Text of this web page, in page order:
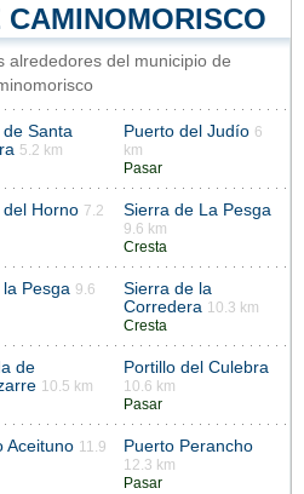
alrededores del municipio de
Santa
5.2 km
Puerto del Judío 6
km
Pasar
del Horno 7.2
Sierra de La Pesga
9.6 km
Cresta
Pesga 9.6
Sierra de la
Corredera 10.3 km
Cresta
de
10.5 km
Portillo del Culebra
10.6 km
Pasar
Aceituno 11.9
Puerto Perancho
12.3 km
Pasar